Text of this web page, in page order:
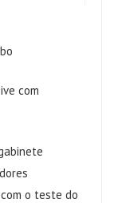
com
o teste do